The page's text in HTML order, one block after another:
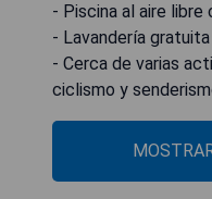
- Piscina al aire libre
- Lavandería
- Cerca de varias
ciclismo y